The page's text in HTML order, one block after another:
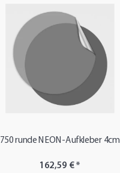
750 runde NEON-Aufkleber 4cm
162,59 €*